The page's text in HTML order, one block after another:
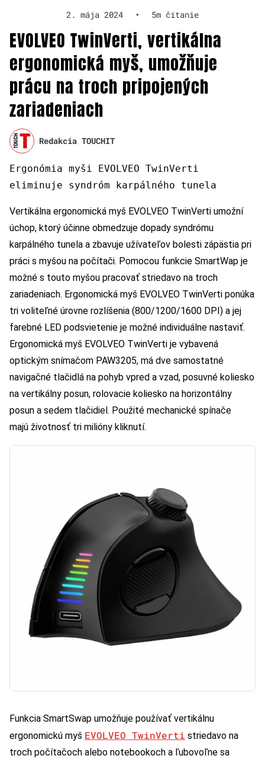
2. mája 2024 • 5m čítanie
EVOLVEO TwinVerti, vertikálna
ergonomická myš, umožňuje
prácu na troch pripojených
zariadeniach
Redakcia TOUCHIT
Ergonómia myši EVOLVEO TwinVerti
eliminuje syndróm karpálného tunela
Vertikálna ergonomická myš EVOLVEO TwinVerti umožní
úchop, ktorý účinne obmedzuje dopady syndrómu
karpálného tunela a zbavuje užívateľov bolesti zápästia pri
práci s myšou na počítači. Pomocou funkcie SmartWap je
možné s touto myšou pracovať striedavo na troch
zariadeniach. Ergonomická myš EVOLVEO TwinVerti ponúka
tri voliteľné úrovne rozlíšenia (800/1200/1600 DPI) a jej
farebné LED podsvietenie je možné individuálne nastaviť.
Ergonomická myš EVOLVEO TwinVerti je vybavená
optickým snímačom PAW3205, má dve samostatné
navigačné tlačidlá na pohyb vpred a vzad, posuvné koliesko
na vertikálny posun, rolovacie koliesko na horizontálny
posun a sedem tlačidiel. Použité mechanické spínače
majú životnosť tri milióny kliknutí.
Funkcia SmartSwap umožňuje používať vertikálnu
ergonomickú myš EVOLVEO TwinVerti striedavo na
troch počítačoch alebo notebookoch a ľubovoľne sa